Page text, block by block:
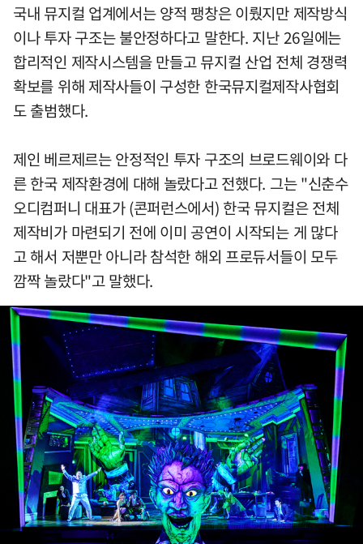
국내 뮤지컬 업계에서는 양적 팽창은 이뤘지만 제작방식
이나 투자 구조는 불안정하다고 말한다. 지난 26일에는
합리적인 제작시스템을 만들고 뮤지컬 산업 전체 경쟁력
확보를 위해 제작사들이 구성한 한국뮤지컬제작사협회
도 출범했다.
제인 베르제르는 안정적인 투자 구조의 브로드웨이와 다
른 한국 제작환경에 대해 놀랐다고 전했다. 그는 "신춘수
오디컴퍼니 대표가 (콘퍼런스에서) 한국 뮤지컬은 전체
제작비가 마련되기 전에 이미 공연이 시작되는 게 많다
고 해서 저뿐만 아니라 참석한 해외 프로듀서들이 모두
깜짝 놀랐다"고 말했다.